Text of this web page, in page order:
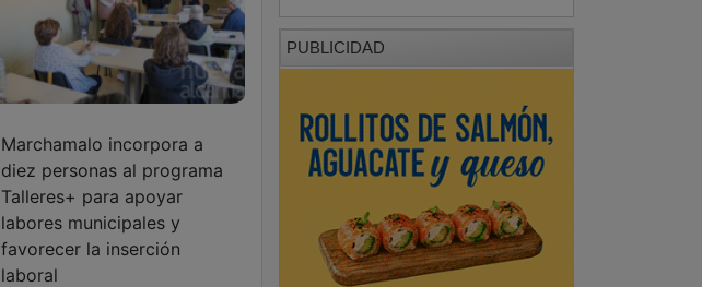
Marchamalo incorpora a
diez personas al programa
Talleres+ para apoyar
labores municipales y
favorecer la inserción
laboral
PUBLICIDAD